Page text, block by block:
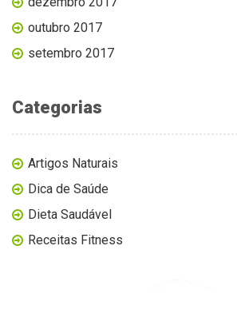
outubro 2017
setembro 2017
Categorias
Artigos Naturais
Dica de Saúde
Dieta Saudável
Receitas Fitness